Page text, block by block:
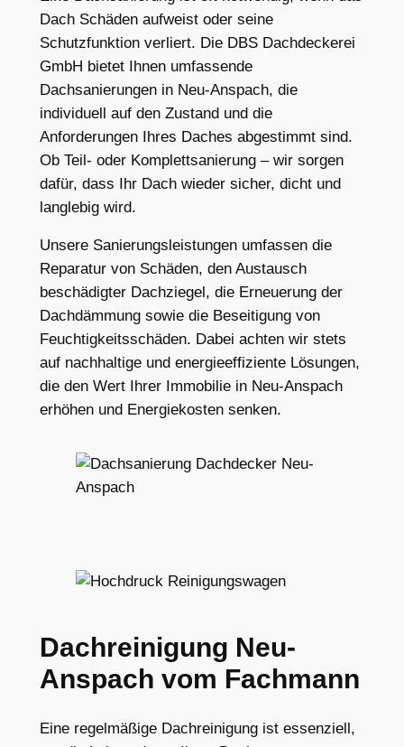
Dach Schäden aufweist oder seine
Schutzfunktion verliert. Die DBS Dachdeckerei
GmbH bietet Ihnen umfassende
Dachsanierungen in Neu-Anspach, die
individuell auf den Zustand und die
Anforderungen Ihres Daches abgestimmt sind.
Ob Teil- oder Komplettsanierung – wir sorgen
dafür, dass Ihr Dach wieder sicher, dicht und
langlebig wird.
Unsere Sanierungsleistungen umfassen die
Reparatur von Schäden, den Austausch
beschädigter Dachziegel, die Erneuerung der
Dachdämmung sowie die Beseitigung von
Feuchtigkeitsschäden. Dabei achten wir stets
auf nachhaltige und energieeffiziente Lösungen,
die den Wert Ihrer Immobilie in Neu-Anspach
erhöhen und Energiekosten senken.
Dachreinigung Neu-
Anspach vom Fachmann
Eine regelmäßige Dachreinigung ist essenziell,